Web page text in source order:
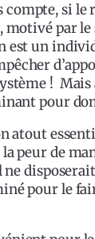
compte, si le
motivé par le
est un
!
pour
atout
peur de
pour le